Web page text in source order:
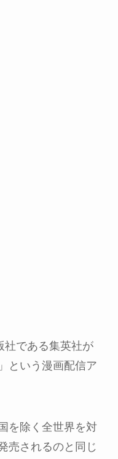
社である集英社が
という漫画配信ア
を除く全世界を対
売されるのと同じ